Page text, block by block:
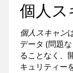
個人ス
個人スキャン
データ (問題
ることなく、
キュリティー